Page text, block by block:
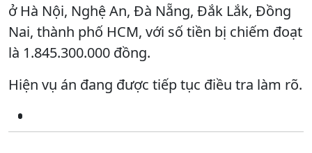
ở Hà Nội, Nghệ An, Đà Nẵng, Đắk Lắk, Đồng
Nai, thành phố HCM, với số tiền bị chiếm đoạt
là 1.845.300.000 đồng.
Hiện vụ án đang được tiếp tục điều tra làm rõ.